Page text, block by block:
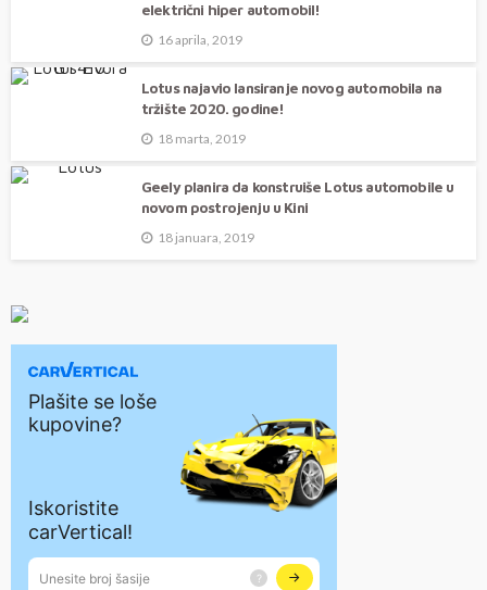
električni hiper automobil!
16 aprila, 2019
Lotus najavio lansiranje novog automobila na
tržište 2020. godine!
18 marta, 2019
Geely planira da konstruiše Lotus automobile u
novom postrojenju u Kini
18 januara, 2019